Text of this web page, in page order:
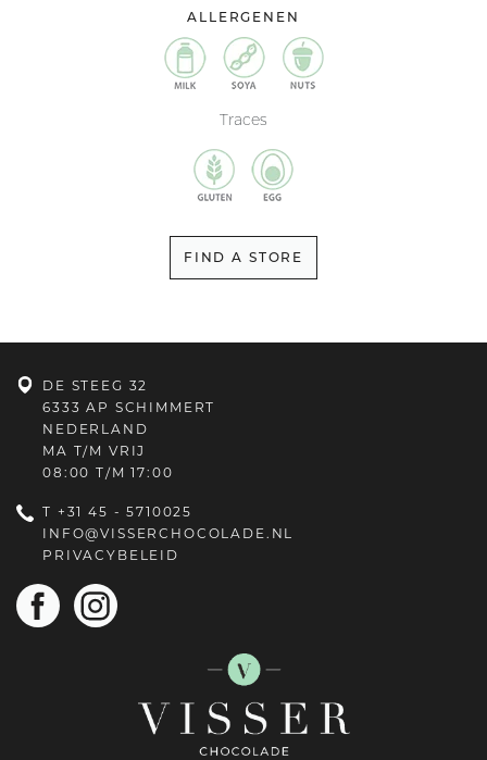
ALLERGENEN
Traces
FIND A STORE
DE STEEG 32
6333 AP SCHIMMERT
NEDERLAND
MA T/M VRIJ
08:00 T/M 17:00
T +31 45 - 5710025
INFO@VISSERCHOCOLADE.NL
PRIVACYBELEID